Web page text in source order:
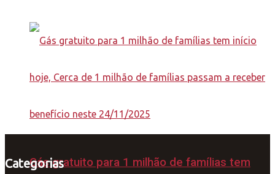
Gás gratuito para 1 milhão de famílias tem
Categorias